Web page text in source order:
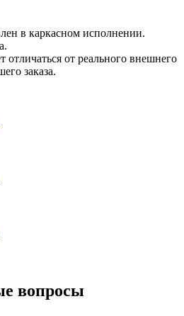
в каркасном исполнении.
отличаться от реального внешнего
заказа.
вопросы